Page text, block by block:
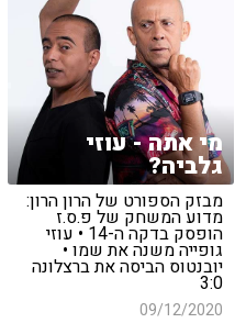
מי אתה - עוזי
גלביה?
מבזק הספורט של הרון הרון:
מדוע המשחק של פ.ס.ז
הופסק בדקה ה-14 • עוזי
גופייה משנה את שמו •
יובנטוס הביסה את ברצלונה
3:0
09/12/2020